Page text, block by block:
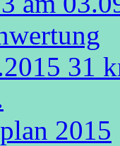
31
2015